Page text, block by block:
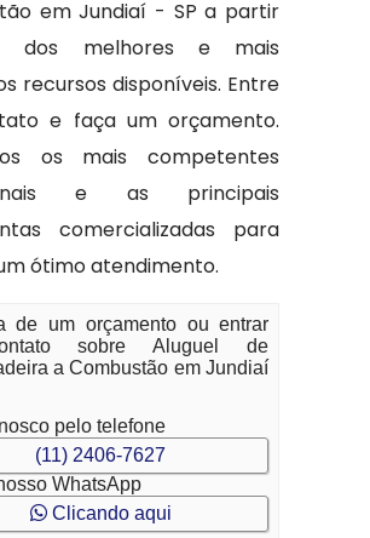
em Jundiaí - SP a partir
dos melhores e mais
recursos disponíveis. Entre
e faça um orçamento.
os mais competentes
e as principais
comercializadas para
ótimo atendimento.
de um orçamento ou entrar
sobre Aluguel de
a Combustão em Jundiaí
pelo telefone
(11) 2406-7627
WhatsApp
Clicando aqui